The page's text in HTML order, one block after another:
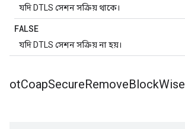
যদি DTLS সেশন সক্রিয় থাকে।
FALSE
যদি DTLS সেশন সক্রিয় না হয়।
otCoapSecureRemoveBlockWise